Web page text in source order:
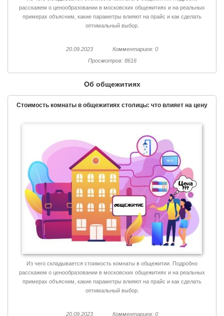
расскажем о ценообразовании в московских общежитиях и на реальных
примерах объясним, какие параметры влияют на прайс и как сделать
оптимальный выбор.
20.09.2023
Комментариев: 0
Просмотров: 8616
Об общежитиях
Стоимость комнаты в общежитиях столицы: что влияет на цену
Из чего складывается стоимость комнаты в общежитии. Подробно
расскажем о ценообразовании в московских общежитиях и на реальных
примерах объясним, какие параметры влияют на прайс и как сделать
оптимальный выбор.
20.09.2023
Комментариев: 0